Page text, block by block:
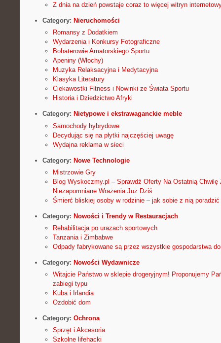
Z dnia na dzień powstaje coraz to więcej witryn
Category: Nieruchomości
Romansy z Dodatkiem
Wydarzenia i Konkursy Fotograficzne
Bohaterowie Amatorskiego Sportu
Apeniny (Włochy)
Muzyka Relaksacyjna i Medytacyjna
Klasyka Literatury
Ciekawostki Fitness i Nowinki ze Świata Sportu
Historia i Dziedzictwo Afryki
Category: Nietypowe i ekstrawaganckie meble
Samochody hybrydowe
Decydując się na płytki najczęściej uwagę
Wydajna reklama w sieci
Category: Nowe Technologie
Mistrzowie Gry
Blog Wyskoczmy.pl – Sprawdź Oferty Na Ostatnią Chwilę
Niezapomniane Wrażenia Już Dziś
Śmierć bliskiej osoby w rodzinie – jak sobie z nią poradzić
Category: Nowości i Trendy w Restauracjach
Rehabilitacja po urazach sportowych
Tanzania i Zimbabwe
Odpady fabrykowane są przez wszystkie gospodarstwa
Category: Nowości Wydawnicze
Witajcie Państwo w sklepie drogeryjnym! Proponujemy
zabiegi typu
Kuba i Irlandia
Ozdobić dom
Category: Ochrona
Sprzęt i Akcesoria
Szkolne lifehacki